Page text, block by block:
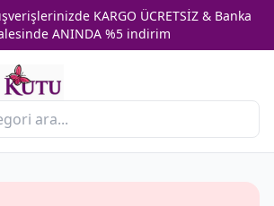
KARGO ÜCRETSİZ & Banka
ANINDA %5 indirim